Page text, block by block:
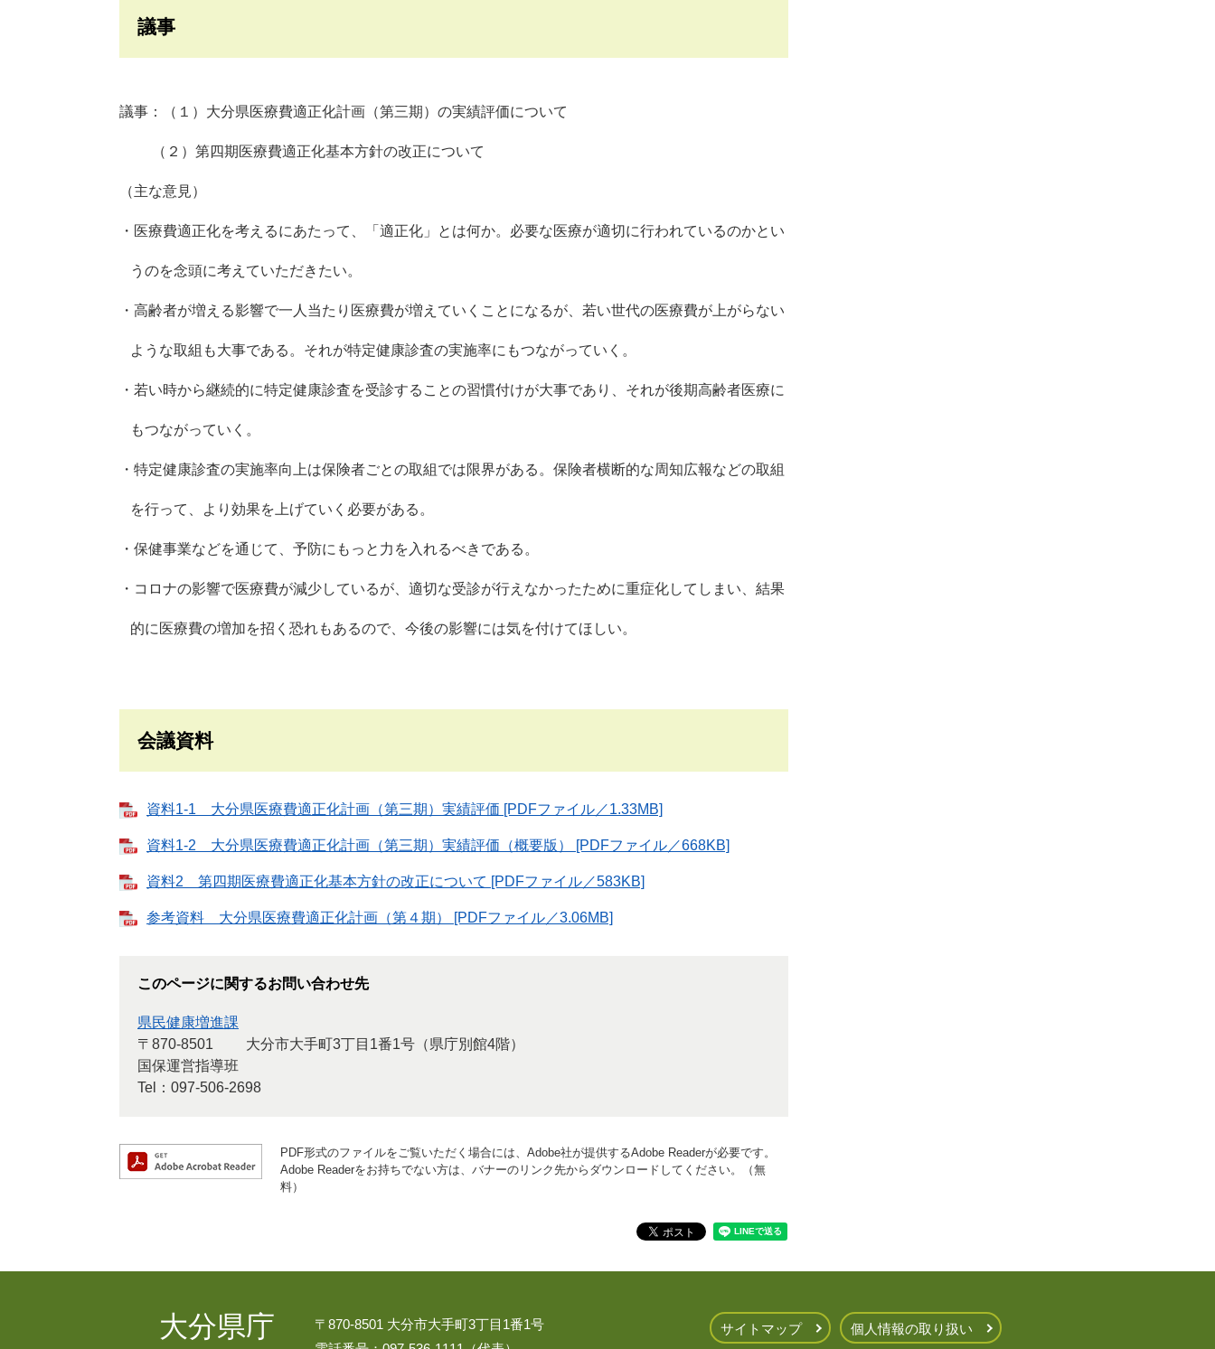
議事
議事：（１）大分県医療費適正化計画（第三期）の実績評価について
（２）第四期医療費適正化基本方針の改正について
（主な意見）
・医療費適正化を考えるにあたって、「適正化」とは何か。必要な医療が適切に行われているのかとい
うのを念頭に考えていただきたい。
・高齢者が増える影響で一人当たり医療費が増えていくことになるが、若い世代の医療費が上がらない
ような取組も大事である。それが特定健康診査の実施率にもつながっていく。
・若い時から継続的に特定健康診査を受診することの習慣付けが大事であり、それが後期高齢者医療に
もつながっていく。
・特定健康診査の実施率向上は保険者ごとの取組では限界がある。保険者横断的な周知広報などの取組
を行って、より効果を上げていく必要がある。
・保健事業などを通じて、予防にもっと力を入れるべきである。
・コロナの影響で医療費が減少しているが、適切な受診が行えなかったために重症化してしまい、結果
的に医療費の増加を招く恐れもあるので、今後の影響には気を付けてほしい。
会議資料
資料1-1 大分県医療費適正化計画（第三期）実績評価 [PDFファイル／1.33MB]
資料1-2 大分県医療費適正化計画（第三期）実績評価（概要版） [PDFファイル／668KB]
資料2 第四期医療費適正化基本方針の改正について [PDFファイル／583KB]
参考資料 大分県医療費適正化計画（第４期） [PDFファイル／3.06MB]
このページに関するお問い合わせ先
県民健康増進課
〒870-8501
大分市大手町3丁目1番1号（県庁別館4階）
国保運営指導班
Tel：097-506-2698
PDF形式のファイルをご覧いただく場合には、Adobe社が提供するAdobe Readerが必要です。
Adobe Readerをお持ちでない方は、バナーのリンク先からダウンロードしてください。（無
料）
大分県庁
〒870-8501 大分市大手町3丁目1番1号
サイトマップ 個人情報の取り扱い